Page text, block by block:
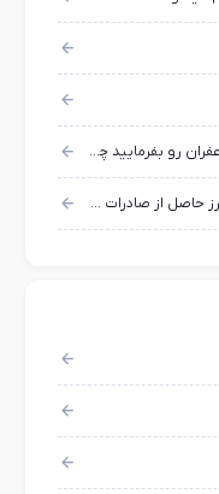
مدارک لازم جهت صادرات کالا به طور مثال زعفران رو بفرمایید چه اسنادی و مدارکی لازم هست؟
با وجود تحریم ها چگونه دولت انتظار دارد ارز حاصل از صادرات بحسابش واریز شود ؟